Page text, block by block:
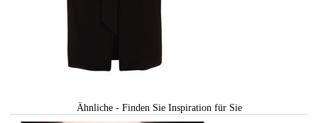
Ähnliche - Finden Sie Inspiration für Sie